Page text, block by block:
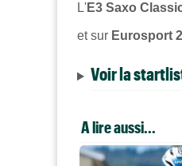
L'E3 Saxo
et sur Eurosport 2
Voir la
A lire aussi...